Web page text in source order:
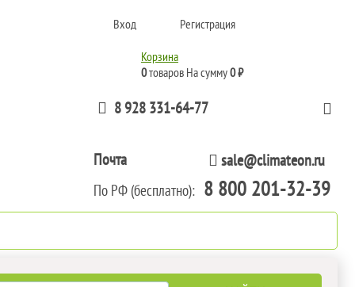
Вход Регистрация
Корзина
0товаров На сумму0 ₽
8 928 331-64-77
Почта sale@climateon.ru
По РФ (бесплатно): 8 800 201-32-39